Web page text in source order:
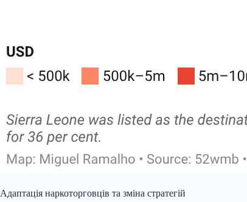
Адаптація наркоторговців та зміна стратегій